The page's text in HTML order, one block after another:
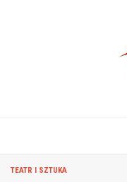
TEATR I SZTUKA